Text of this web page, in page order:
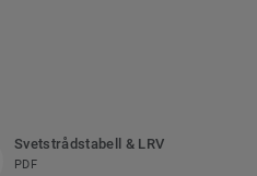
Svetstrådstabell & LRV
PDF